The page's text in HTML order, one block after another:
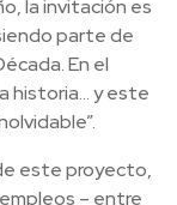
la invitación es
parte de
En el
historia… y este
este proyecto,
– entre